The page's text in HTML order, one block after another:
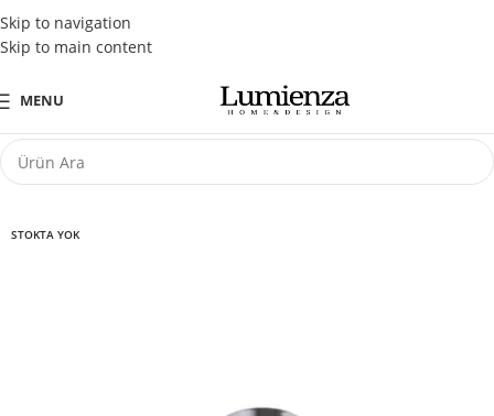
Skip to navigation
Skip to main content
Tüm Kredi Kartlarına Peşin Fiyatına 3 Taksit Fırsatı
MENU
STOKTA YOK